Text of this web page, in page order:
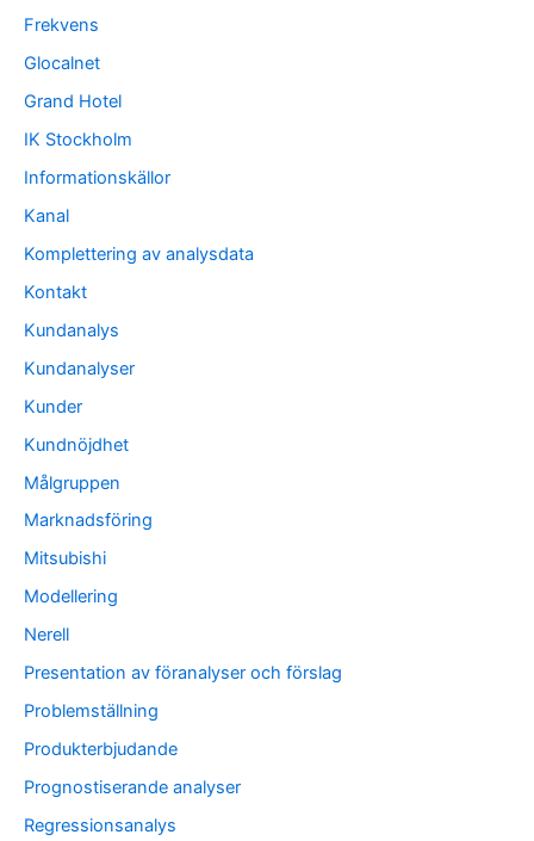
Frekvens
Glocalnet
Grand Hotel
IK Stockholm
Informationskällor
Kanal
Komplettering av analysdata
Kontakt
Kundanalys
Kundanalyser
Kunder
Kundnöjdhet
Målgruppen
Marknadsföring
Mitsubishi
Modellering
Nerell
Presentation av föranalyser och förslag
Problemställning
Produkterbjudande
Prognostiserande analyser
Regressionsanalys